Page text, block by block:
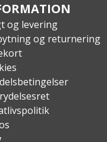
og levering
og returnering